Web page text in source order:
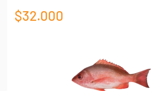
$32.000